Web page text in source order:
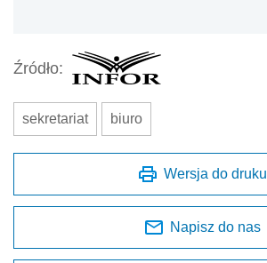
Źródło:
sekretariat biuro
Wersja do druku
Napisz do nas